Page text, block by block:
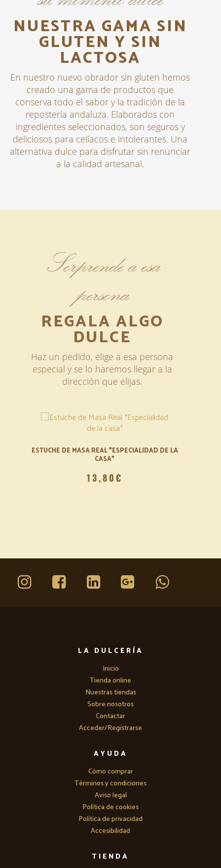
NUESTRA GAMA SIN
GLUTEN Y SIN
LACTOSA
En nuestro nuevo obrador sin gluten hemos
creado una gama de productos que
conserva todo el sabor y la tradición de la
repostería andaluza. Elaborados con
ingredientes seleccionados, son seguros y
deliciosos para celíacos e intolerantes. Una
alternativa dulce para disfrutar sin renunciar
a la calidad artesanal.
Sorprende a esa
persona
REGALA ALGO
DULCE
Haz un pedido, elige a esa persona
especial y se lo haremos llegar a la
dirección que elijas.
ESTUCHE DE MASA REAL *ESPECIALIDAD DE LA
CASA*
13,80€
LA DULCERÍA
Inicio
Tienda online
Nuestras tiendas
Sobre nosotros
Contactar
Acceder/Registrarse
AYUDA
Cómo comprar
Términos y condiciones
Aviso legal
Política de cookies
Política de privacidad
Accesibilidad
TIENDA